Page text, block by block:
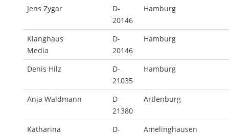
Jens Zygar
D-
20146
Hamburg
Klanghaus
Media
D-
20146
Hamburg
Denis Hilz
D-
21035
Hamburg
Anja Waldmann
D-
21380
Artlenburg
Katharina D- Amelinghausen